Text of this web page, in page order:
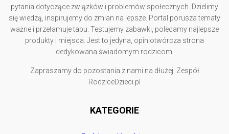
pytania dotyczące związków i problemów społecznych. Dzielimy
się wiedzą, inspirujemy do zmian na lepsze. Portal porusza tematy
ważne i przełamuje tabu. Testujemy zabawki, polecamy najlepsze
produkty i miejsca. Jest to jedyna, opiniotwórcza strona
dedykowana świadomym rodzicom.
Zapraszamy do pozostania z nami na dłużej. Zespół
RodziceDzieci.pl
KATEGORIE